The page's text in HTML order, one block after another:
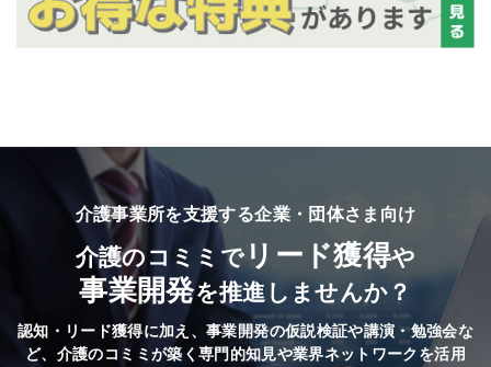
介護事業所を支援する企業・団体さま向け
介護のコミミでリード獲得や
事業開発を推進しませんか？
認知・リード獲得に加え、事業開発の仮説検証や講演・勉強会な
ど、 介護のコミミが築く専門的知見や業界ネットワークを活用